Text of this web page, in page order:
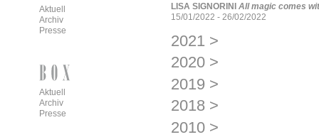
LISA SIGNORINI All magic comes
15/01/2022 - 26/02/2022
2021 >
2020 >
2019 >
2018 >
2010 >
Aktuell
Archiv
Presse
Aktuell
Archiv
Presse